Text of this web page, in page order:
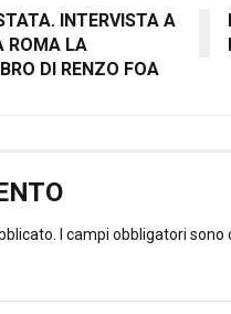
INTERVISTA A
ROMA LA
DI RENZO FOA
I campi obbligatori